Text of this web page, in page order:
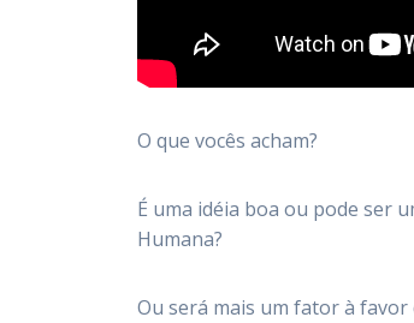
O que vocês acham?
É uma idéia boa ou pode ser
Humana?
Ou será mais um fator à favor